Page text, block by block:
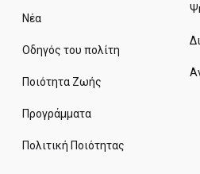
Νέα
Οδηγός του πολίτη
Ποιότητα Ζωής
Προγράμματα
Πολιτική Ποιότητας